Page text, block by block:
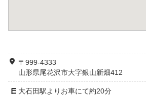
〒999-4333
山形県尾花沢市大字銀山新畑412
大石田駅よりお車にて約20分